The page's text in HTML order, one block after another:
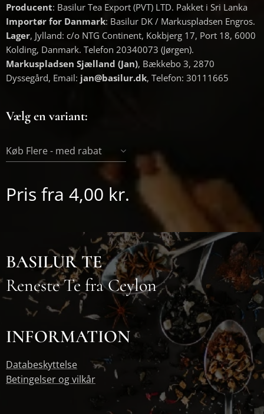
Producent: Basilur Tea Export (PVT) LTD. Pakket i Sri Lanka
Importør for Danmark: Basilur DK / Markuspladsen Engros.
Lager, Jylland: c/o NTG Continent, Kokbjerg 17, Port 18, 6000
Kolding, Danmark. Telefon 20340073 (Jørgen).
Markuspladsen Sjælland (Jan), Bækkebo 3, 2870
Dyssegård, Email: jan@basilur.dk, Telefon: 30111665
Vælg en variant:
Køb Flere - med rabat
Pris fra 4,00 kr.
BASILUR TE
Reneste Te fra Ceylon
INFORMATION
Databeskyttelse
Betingelser og vilkår